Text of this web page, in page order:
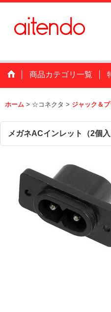
商品カテゴリ一覧
ホーム > ☆コネクタ > ジャック＆
メガネACインレット（2個入